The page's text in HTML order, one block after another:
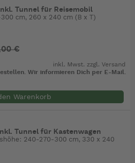
Tunnel für Reisemobil
cm, 260 x 240 cm (B x T)
€
inkl. Mwst. zzgl.Versand
Wir informieren Dich per E-Mail.
Warenkorb
Tunnel für Kastenwagen
240-270-300 cm, 330 x 240